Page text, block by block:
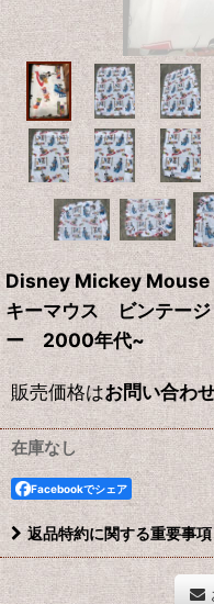
Disney Mickey
キーマウス ビンテー
ー 2000年代~
販売価格はお問い合わ
在庫なし
Facebookでシェア
返品特約に関する重要事項